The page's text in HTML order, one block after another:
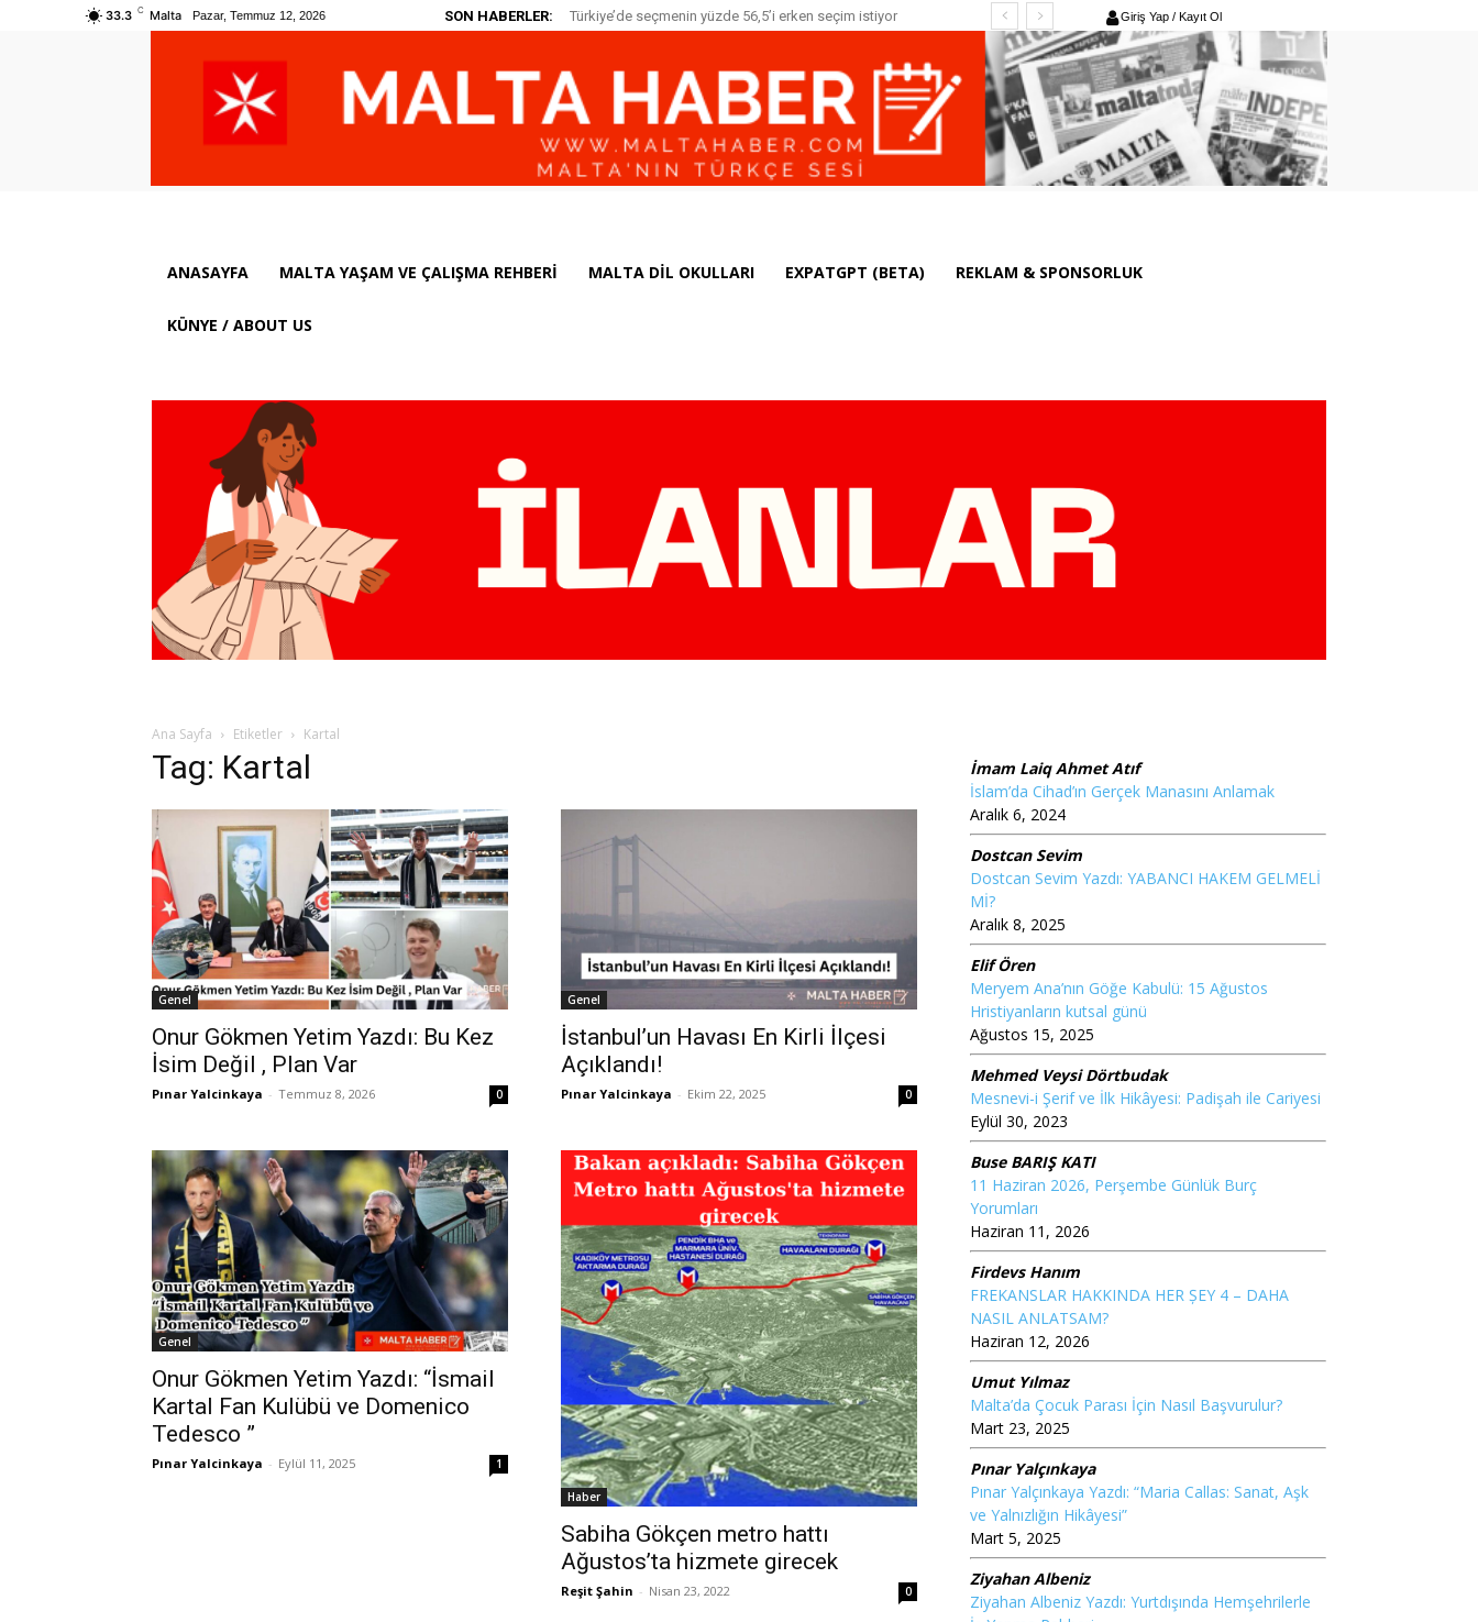
33.3 C Malta Pazar, Temmuz 12, 2026 SON HABERLER: Türkiye’de seçmenin yüzde 56,5’i erken seçim istiyor Giriş Yap / Kayıt Ol
ANASAYFA MALTA YAŞAM VE ÇALIŞMA REHBERI MALTA DIL OKULLARI EXPATGPT (BETA) REKLAM & SPONSORLUK
KÜNYE / ABOUT US
Ana Sayfa Etiketler Kartal
Tag: Kartal
Genel
Onur Gökmen Yetim Yazdı: Bu Kez
İsim Değil , Plan Var
Pınar Yalcinkaya - Temmuz 8, 2026 0
Genel
İstanbul’un Havası En Kirli İlçesi
Açıklandı!
Pınar Yalcinkaya - Ekim 22, 2025 0
Genel
Onur Gökmen Yetim Yazdı: “İsmail
Kartal Fan Kulübü ve Domenico
Tedesco ”
Pınar Yalcinkaya - Eylül 11, 2025 1
Haber
Sabiha Gökçen metro hattı
Ağustos’ta hizmete girecek
Reşit Şahin - Nisan 23, 2022 0
İmam Laiq Ahmet Atıf
İslam’da Cihad’ın Gerçek Manasını Anlamak
Aralık 6, 2024
Dostcan Sevim
Dostcan Sevim Yazdı: YABANCI HAKEM GELMELİ
Mİ?
Aralık 8, 2025
Elif Ören
Meryem Ana’nın Göğe Kabulü: 15 Ağustos
Hristiyanların kutsal günü
Ağustos 15, 2025
Mehmed Veysi Dörtbudak
Mesnevi-i Şerif ve İlk Hikâyesi: Padişah ile Cariyesi
Eylül 30, 2023
Buse BARIŞ KATI
11 Haziran 2026, Perşembe Günlük Burç
Yorumları
Haziran 11, 2026
Firdevs Hanım
FREKANSLAR HAKKINDA HER ȘEY 4 – DAHA
NASIL ANLATSAM?
Haziran 12, 2026
Umut Yılmaz
Malta’da Çocuk Parası İçin Nasıl Başvurulur?
Mart 23, 2025
Pınar Yalçınkaya
Pınar Yalçınkaya Yazdı: “Maria Callas: Sanat, Aşk
ve Yalnızlığın Hikâyesi”
Mart 5, 2025
Ziyahan Albeniz
Ziyahan Albeniz Yazdı: Yurtdışında Hemşehrilerle